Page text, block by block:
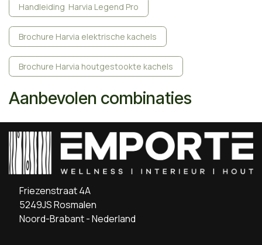
Handleiding Harvia Legend Pro
Brochure Harvia elektrische kachels
Brochure Harvia houtgestookte kachels
Aanbevolen combinaties
Friezenstraat 4A
5249JS Rosmalen
Noord-Brabant - Nederland